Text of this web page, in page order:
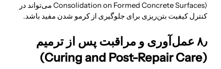
Consolidation on Formed Concrete Surfaces) می‌تواند در
کنترل کیفیت بتن‌ریزی برای جلوگیری از کرمو شدن مفید باشد.
۸٫ عمل‌آوری و مراقبت پس از ترمیم
(Curing and Post-Repair Care)